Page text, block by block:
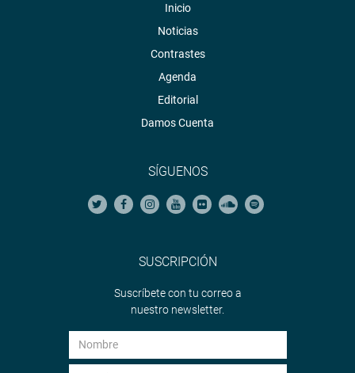
Inicio
Noticias
Contrastes
Agenda
Editorial
Damos Cuenta
SÍGUENOS
SUSCRIPCIÓN
Suscríbete con tu correo a
nuestro newsletter.